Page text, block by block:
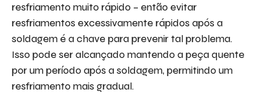
resfriamento muito rápido – então evitar
resfriamentos excessivamente rápidos após a
soldagem é a chave para prevenir tal problema.
Isso pode ser alcançado mantendo a peça quente
por um período após a soldagem, permitindo um
resfriamento mais gradual.